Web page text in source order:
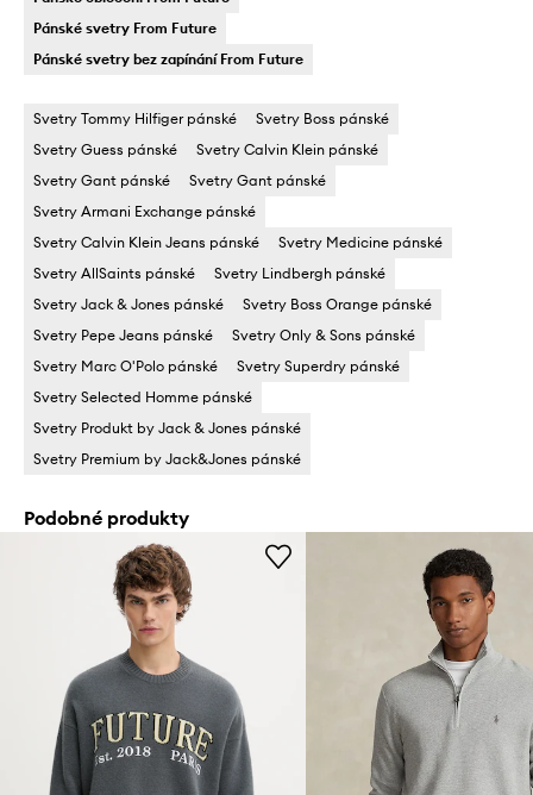
Pánské svetry From Future
Pánské svetry bez zapínání From Future
Svetry Tommy Hilfiger pánské
Svetry Boss pánské
Svetry Guess pánské
Svetry Calvin Klein pánské
Svetry Gant pánské
Svetry Gant pánské
Svetry Armani Exchange pánské
Svetry Calvin Klein Jeans pánské
Svetry Medicine pánské
Svetry AllSaints pánské
Svetry Lindbergh pánské
Svetry Jack & Jones pánské
Svetry Boss Orange pánské
Svetry Pepe Jeans pánské
Svetry Only & Sons pánské
Svetry Marc O'Polo pánské
Svetry Superdry pánské
Svetry Selected Homme pánské
Svetry Produkt by Jack & Jones pánské
Svetry Premium by Jack&Jones pánské
Podobné produkty